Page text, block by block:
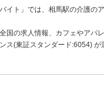
イト」では、相馬駅の介護の
国の求人情報、カフェやアパ
ス(東証スタンダード:6054)